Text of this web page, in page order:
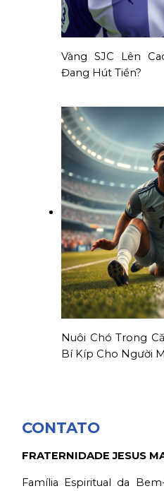
Vàng SJC Lên
Đang Hút Tiền?
Nuôi Chó Trong
Bí Kíp Cho Người
CONTATO
FRATERNIDADE JESUS
Família Espiritual da